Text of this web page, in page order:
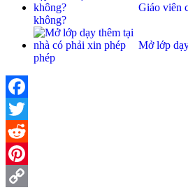
Giáo viên
không?
Mở lớp
phép
Facebook
Twitter
Reddit
Pinterest